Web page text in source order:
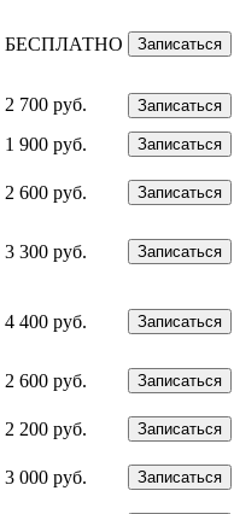
БЕСПЛАТНО Записаться
2 700 руб. Записаться
1 900 руб. Записаться
2 600 руб. Записаться
3 300 руб. Записаться
4 400 руб. Записаться
2 600 руб. Записаться
2 200 руб. Записаться
3 000 руб. Записаться